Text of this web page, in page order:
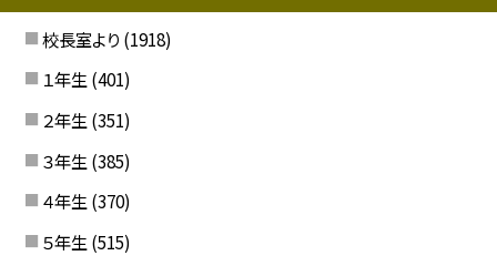
校長室より (1918)
１年生 (401)
２年生 (351)
３年生 (385)
４年生 (370)
５年生 (515)